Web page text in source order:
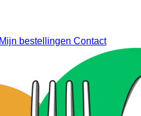
bestellingen Contact